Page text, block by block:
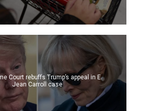
Court rebuffs Trump’s appeal in E.
Jean Carroll case